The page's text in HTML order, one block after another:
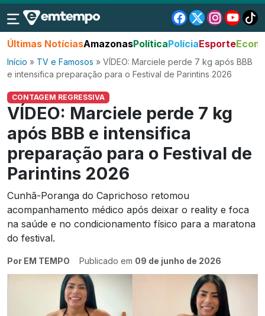
Últimas NotíciasAmazonasPolíticaPolíciaEsporte
Início » TV e Famosos » VÍDEO: Marciele perde 7 kg após BBB
e intensifica preparação para o Festival de Parintins 2026
CONTAGEM REGRESSIVA
VÍDEO: Marciele perde 7 kg
após BBB e intensifica
preparação para o Festival de
Parintins 2026
Cunhã-Poranga do Caprichoso retomou
acompanhamento médico após deixar o reality e foca
na saúde e no condicionamento físico para a maratona
do festival.
Por EM TEMPO Publicado em 09 de junho de 2026